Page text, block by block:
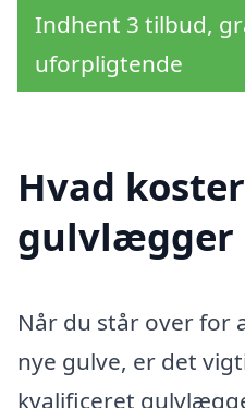
Indhent 3 tilbud,
uforpligtende
Hvad
gulvlægger
Når du står over for
nye gulve, er det
kvalificeret